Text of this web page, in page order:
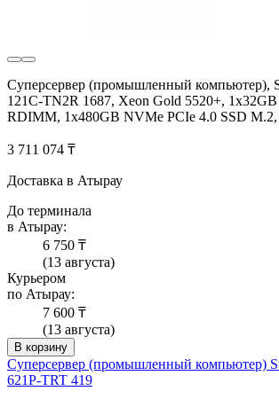
Суперсервер (промышленный компьютер),
121C-TN2R 1687, Xeon Gold 5520+,
RDIMM, 1x480GB NVMe PCIe 4.0 SSD
3 711 074 ₸
Доставка в Атырау
До терминала
в Атырау:
6 750 ₸
(13 августа)
Курьером
по Атырау:
7 600 ₸
(13 августа)
В корзину
Суперсервер (промышленный компьютер)
621P-TRT 419